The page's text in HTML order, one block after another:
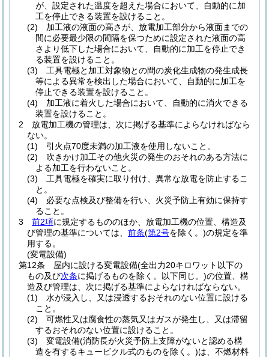
が、設定された温度を超えた場合において、自動的に加
工を停止できる装置を設けること。
(2)
加工液の液面の高さが、放電加工部分から液面までの
間に必要最少限の間隔を保つために設定された液面の高
さより低下した場合において、自動的に加工を停止でき
る装置を設けること。
(3)
工具電極と加工対象物との間の炭化生成物の発生成長
等による異常を検出した場合において、自動的に加工を
停止できる装置を設けること。
(4)
加工液に着火した場合において、自動的に消火できる
装置を設けること。
2
放電加工機の管理は、次に掲げる基準によらなければなら
ない。
(1)
引火点70度未満の加工液を使用しないこと。
(2)
吹きかけ加工その他火災の発生のおそれのある方法に
よる加工を行わないこと。
(3)
工具電極を確実に取り付け、異常な放電を防止するこ
と。
(4)
必要な点検及び整備を行い、火災予防上有効に保持す
ること。
3
前2項に規定するもののほか、放電加工機の位置、構造及
び管理の基準については、 前条(第2号を除く。)の規定を準
用する。
(変電設備)
第12条
屋内に設ける変電設備(全出力20キロワット以下の
もの及び次条に掲げるものを除く。以下同じ。)の位置、構
造及び管理は、次に掲げる基準によらなければならない。
(1)
水が浸入し、又は浸透するおそれのない位置に設ける
こと。
(2)
可燃性又は腐食性の蒸気又はガスが発生し、又は滞留
するおそれのない位置に設けること。
(3)
変電設備(消防長が火災予防上支障がないと認める構
造を有するキュービクル式のものを除く。)は、不燃材料